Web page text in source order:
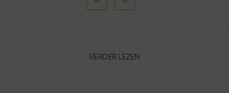
VERDER LEZEN